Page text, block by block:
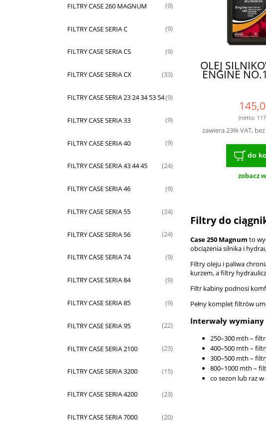
FILTRY CASE 260 MAGNUM (9)
FILTRY CASE SERIA C (9)
FILTRY CASE SERIA CS (9)
FILTRY CASE SERIA CX (33)
FILTRY CASE SERIA 23 24 34 53 54(9)
FILTRY CASE SERIA 33 (9)
FILTRY CASE SERIA 40 (9)
FILTRY CASE SERIA 43 44 45 (24)
FILTRY CASE SERIA 46 (9)
FILTRY CASE SERIA 55 (24)
FILTRY CASE SERIA 56 (24)
FILTRY CASE SERIA 74 (9)
FILTRY CASE SERIA 84 (9)
FILTRY CASE SERIA 85 (9)
FILTRY CASE SERIA 95 (22)
FILTRY CASE SERIA 2100 (23)
FILTRY CASE SERIA 3200 (15)
FILTRY CASE SERIA 4200 (23)
FILTRY CASE SERIA 7000 (20)
OLEJ
ENGINE
(netto:
zawiera 23% VAT,
do
zobacz
Filtry do
Case 250 Magnum to
obciążenia silnika i
Filtry oleju i paliwa
kurzem, a filtry
Filtr kabiny podnosi
Pełny komplet filtrów
Interwały wymiany
250–300 mth –
400–500 mth –
300–500 mth –
800–1000 mth –
co sezon lub raz